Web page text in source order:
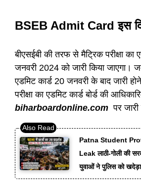
BSEB Admit Card इस
बीएसईबी की तरफ से मैट्रिक परीक्षा का
जनवरी 2024 को जारी किया जाएगा।
एडमिट कार्ड 20 जनवरी के बाद जारी
परीक्षा का एडमिट कार्ड बोर्ड की
biharboardonline.com पर जारी
Patna Student
Leak लाठी-गोली की
युवाओं ने पुलिस को